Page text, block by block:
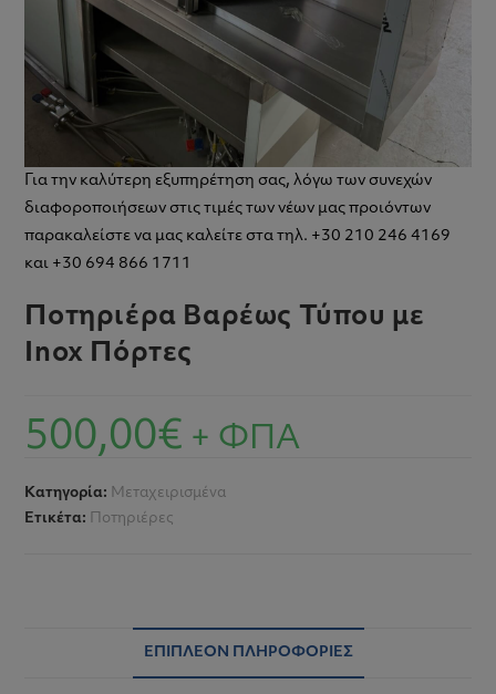
Για την καλύτερη εξυπηρέτηση σας, λόγω των συνεχών
διαφοροποιήσεων στις τιμές των νέων μας προιόντων
παρακαλείστε να μας καλείτε στα τηλ. +30 210 246 4169
και +30 694 866 1711
Ποτηριέρα Bαρέως Τύπου με
Inox Πόρτες
500,00€ + ΦΠΑ
Κατηγορία: Μεταχειρισμένα
Ετικέτα:
Ποτηριέρες
ΕΠΙΠΛΈΟΝ ΠΛΗΡΟΦΟΡΊΕΣ